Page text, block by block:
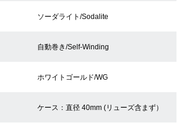
取・下取りをご希望の方
ら
ソーダライト/Sodalite
自動巻き/Self-Winding
ホワイトゴールド/WG
ケース：直径 40mm (リューズ含まず）